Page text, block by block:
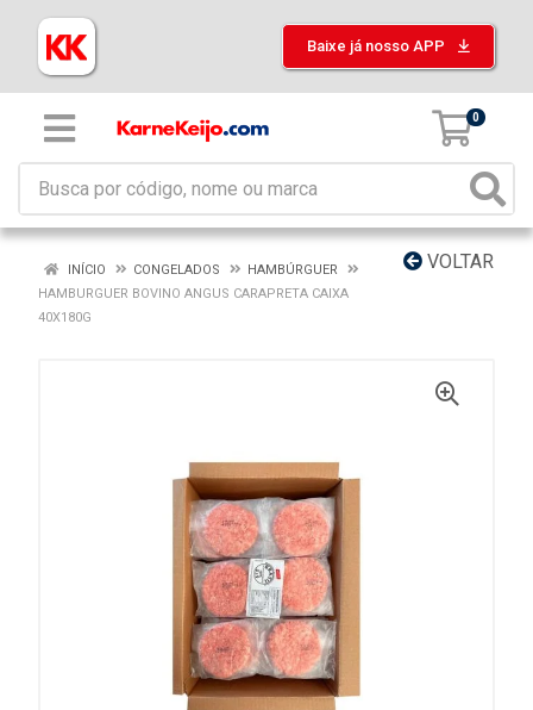
Baixe já nosso APP
0
VOLTAR
INÍCIO CONGELADOS
HAMBÚRGUER
HAMBURGUER BOVINO ANGUS CARAPRETA CAIXA
40X180G